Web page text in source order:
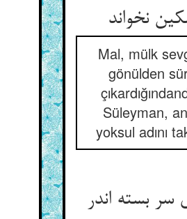
نخواند
Mal, mülk
gönülden
Süleyman,
yoksul adını
سر بسته اندر